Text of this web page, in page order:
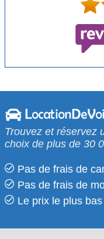
Trouvez et réservez
choix de plus de 30
Pas de frais de
Pas de frais de
Le prix le​ plus